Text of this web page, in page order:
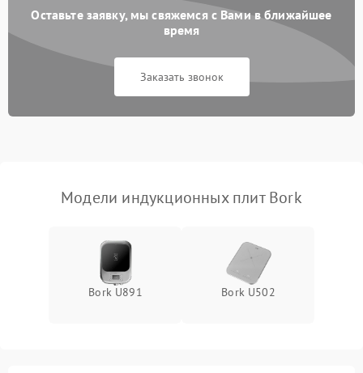
Оставьте заявку, мы свяжемся с Вами в ближайшее
время
Заказать звонок
Модели индукционных плит Bork
Bork U891 Bork U502